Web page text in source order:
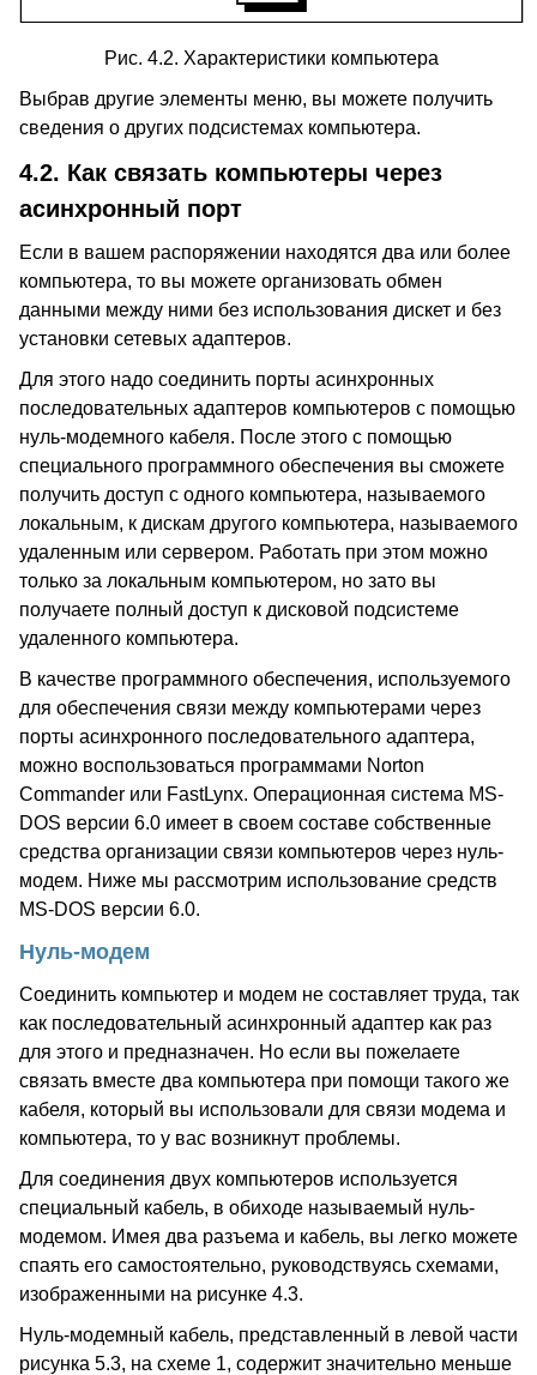
Рис. 4.2. Характеристики компьютера
Выбрав другие элементы меню, вы можете получить
сведения о других подсистемах компьютера.
4.2. Как связать компьютеры через
асинхронный порт
Если в вашем распоряжении находятся два или более
компьютера, то вы можете организовать обмен
данными между ними без использования дискет и без
установки сетевых адаптеров.
Для этого надо соединить порты асинхронных
последовательных адаптеров компьютеров с помощью
нуль-модемного кабеля. После этого с помощью
специального программного обеспечения вы сможете
получить доступ с одного компьютера, называемого
локальным, к дискам другого компьютера, называемого
удаленным или сервером. Работать при этом можно
только за локальным компьютером, но зато вы
получаете полный доступ к дисковой подсистеме
удаленного компьютера.
В качестве программного обеспечения, используемого
для обеспечения связи между компьютерами через
порты асинхронного последовательного адаптера,
можно воспользоваться программами Norton
Commander или FastLynx. Операционная система MS-
DOS версии 6.0 имеет в своем составе собственные
средства организации связи компьютеров через нуль-
модем. Ниже мы рассмотрим использование средств
MS-DOS версии 6.0.
Нуль-модем
Соединить компьютер и модем не составляет труда, так
как последовательный асинхронный адаптер как раз
для этого и предназначен. Но если вы пожелаете
связать вместе два компьютера при помощи такого же
кабеля, который вы использовали для связи модема и
компьютера, то у вас возникнут проблемы.
Для соединения двух компьютеров используется
специальный кабель, в обиходе называемый нуль-
модемом. Имея два разъема и кабель, вы легко можете
спаять его самостоятельно, руководствуясь схемами,
изображенными на рисунке 4.3.
Нуль-модемный кабель, представленный в левой части
рисунка 5.3, на схеме 1, содержит значительно меньше